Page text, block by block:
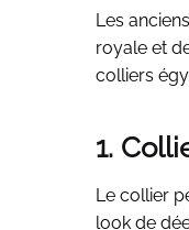
Les
royale et
colliers
1.
Le collier
look de